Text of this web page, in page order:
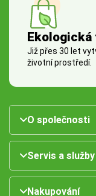
Ekologická
Již přes 30 let
životní prostředí.
O společnosti
Servis a služby
Nakupování